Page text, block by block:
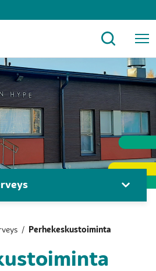
/ Perhekeskustoiminta